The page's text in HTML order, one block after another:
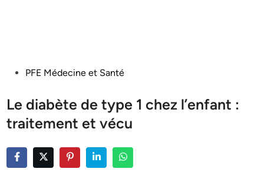
PostedPFE Médecine et Santé
Le diabète de type 1 chez l’enfant :
traitement et vécu